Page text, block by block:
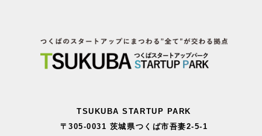
TSUKUBA STARTUP PARK
〒305-0031 茨城県つくば市吾妻2-5-1